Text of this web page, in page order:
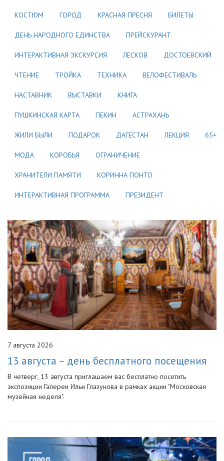
КОСТЮМ ГОРОД КРАСНАЯ ПРЕСНЯ БИЛЕТЫ
ДЕНЬ НАРОДНОГО ЕДИНСТВА ПРЕЙСКУРАНТ
ИНТЕРАКТИВНАЯ ЭКСКУРСИЯ ЛЕСКОВ ДОСТОЕВСКИЙ
ЧТЕНИЕ ТРОЙКА ТЕХНИКА ВЕЛОФЕСТИВАЛЬ
НАСТАВНИК ВЫСТАВКИ КНИГА
ПУШКИНСКАЯ КАРТА ПЕКИН АСТРАХАНЬ
ЖИЛИ БЫЛИ ПОДАРОК ДАГЕСТАН ЛЕКЦИЯ 65+
МОДА КОРОБЬЯ ОГРАНИЧЕНИЕ
ХРАНИТЕЛИ ПАМЯТИ КОРИННА ПОНТО
ИНТЕРАКТИВНАЯ ПРОГРАММА ПРЕЗИДЕНТ
7 августа 2026
13 августа – день бесплатного посещения
В четверг, 13 августа приглашаем вас бесплатно посетить
экспозиции Галереи Ильи Глазунова в рамках акции "Московская
музейная неделя".